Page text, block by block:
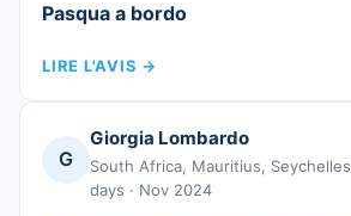
Pasqua a bordo
LIRE L'AVIS →
G
Giorgia Lombardo
South Africa, Mauritius, Seychelles
days · Nov 2024